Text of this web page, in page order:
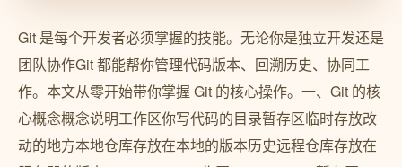
Git 是每个开发者必须掌握的技能。无论你是独立开发还是
团队协作Git 都能帮你管理代码版本、回溯历史、协同工
作。本文从零开始带你掌握 Git 的核心操作。一、Git 的核
心概念概念说明工作区你写代码的目录暂存区临时存放改
动的地方本地仓库存放在本地的版本历史远程仓库存放在